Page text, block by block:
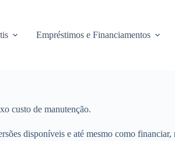
Empréstimos e Financiamentos
custo de manutenção.
disponíveis e até mesmo como